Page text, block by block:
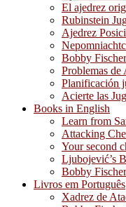
El ajedrez
Rubinstein
Ajedrez
Bobby
Problemas de
Planificación
Acierte las
Books in English
Learn from
Attacking
Your second
Ljubojević’s
Bobby
Livros em Português
Xadrez de